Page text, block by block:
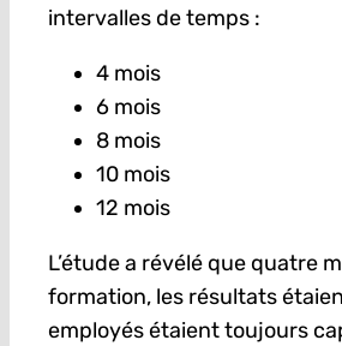
intervalles de temps :
4 mois
6 mois
8 mois
10 mois
12 mois
L’étude a révélé que quatre
formation, les résultats
employés étaient toujours